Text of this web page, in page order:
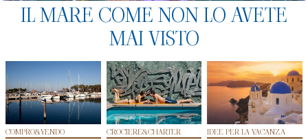
IL MARE COME NON LO AVETE
MAI VISTO
COMPRO&VENDO CROCIERE&CHARTER IDEE PER LA VACANZA